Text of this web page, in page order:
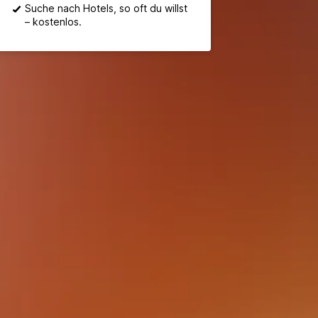
Suche nach Hotels, so oft du willst
– kostenlos.